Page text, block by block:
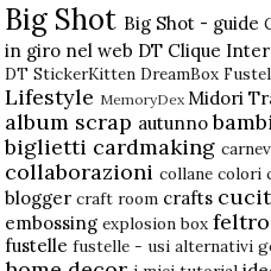
Big Shot Big Shot - guide
in giro nel web DT Clique
DT StickerKitten DreamBox
Lifestyle MemoryDex Midori
album scrap autunno
biglietti cardmaking
collaborazioni collane colori
blogger craft room crafts
embossing explosion box feltro
fustelle fustelle - usi alternativi